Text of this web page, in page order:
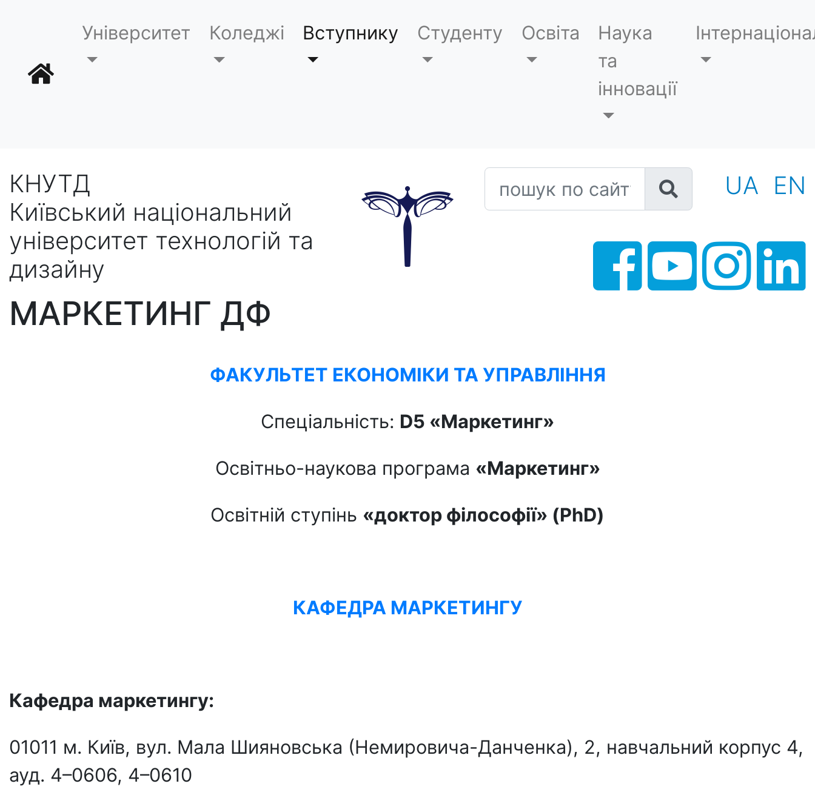
Університет Коледжі Вступнику Студенту Освіта
Наука
та
інновації
КНУТД
Київський національний
університет технологій та
дизайну
пошук по сайту UA EN
МАРКЕТИНГ ДФ
ФАКУЛЬТЕТ ЕКОНОМІКИ ТА УПРАВЛІННЯ
Спеціальність: D5 «Маркетинг»
Освітньо-наукова програма «Маркетинг»
Освітній ступінь «доктор філософії» (PhD)
КАФЕДРА МАРКЕТИНГУ
Кафедра маркетингу:
01011 м. Київ, вул. Мала Шияновська (Немировича-Данченка), 2, навчальний корпус 4,
ауд. 4–0606, 4–0610